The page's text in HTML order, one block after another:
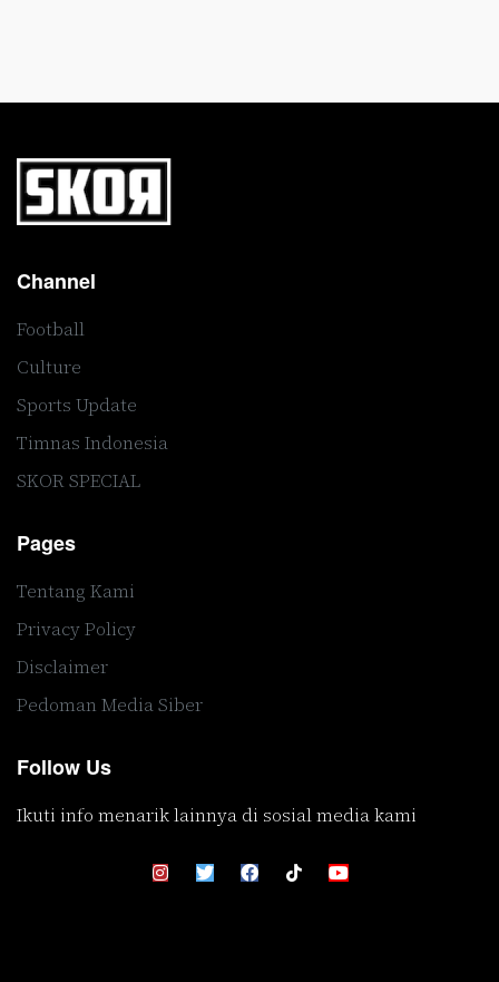
Channel
Football
Culture
Sports Update
Timnas Indonesia
SKOR SPECIAL
Pages
Tentang Kami
Privacy Policy
Disclaimer
Pedoman Media Siber
Follow Us
Ikuti info menarik lainnya di sosial media kami